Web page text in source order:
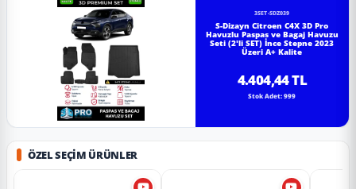
3SET-SDZ039
S-Dizayn Citroen C4X 3D Pro
Havuzlu Paspas ve Bagaj Havuzu
Seti (2'li SET) İnce Stepne 2023
Üzeri A+ Kalite
4.404,44 TL
Stok Adet: 999
ÖZEL SEÇIM ÜRÜNLER